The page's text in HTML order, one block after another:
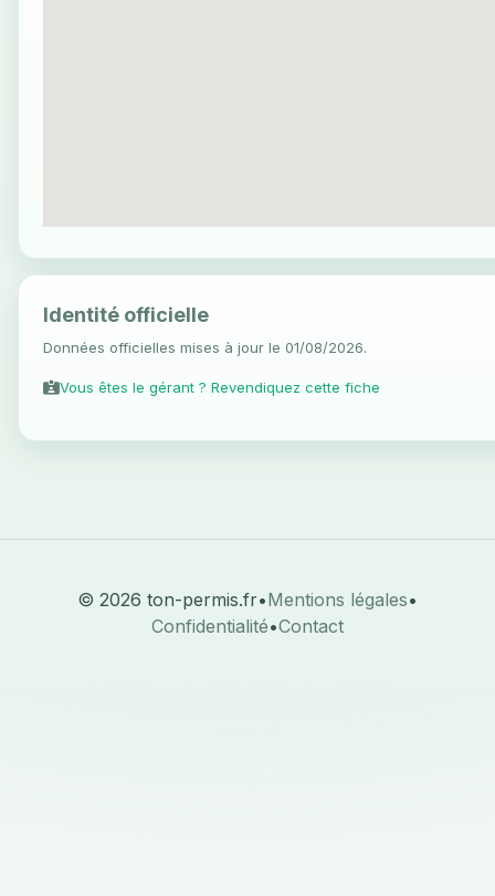
Identité officielle
Données officielles mises à jour le 01/08/2026.
Vous êtes le gérant ? Revendiquez cette fiche
© 2026 ton-permis.fr•Mentions légales•
Confidentialité•Contact